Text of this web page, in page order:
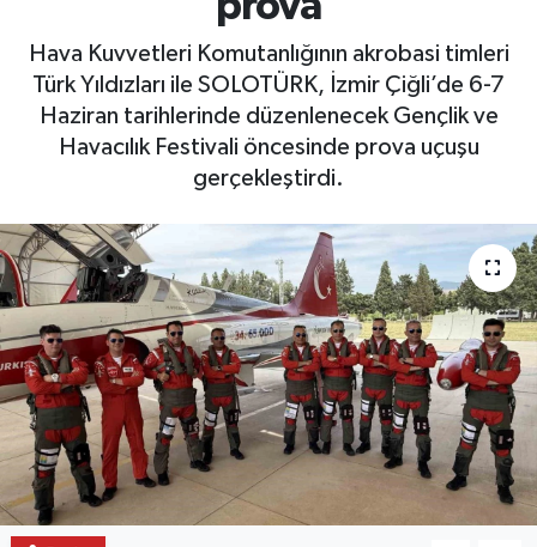
Hava Kuvvetleri Komutanlığının akrobasi timleri
Türk Yıldızları ile SOLOTÜRK, İzmir Çiğli’de 6-7
Haziran tarihlerinde düzenlenecek Gençlik ve
Havacılık Festivali öncesinde prova uçuşu
gerçekleştirdi.
LOJİSTİK
MAGAZİN
SAĞLIK
SON DAKİKA
SPOR
FİNANS
Son Dakika Haberleri
Haber Arşivi